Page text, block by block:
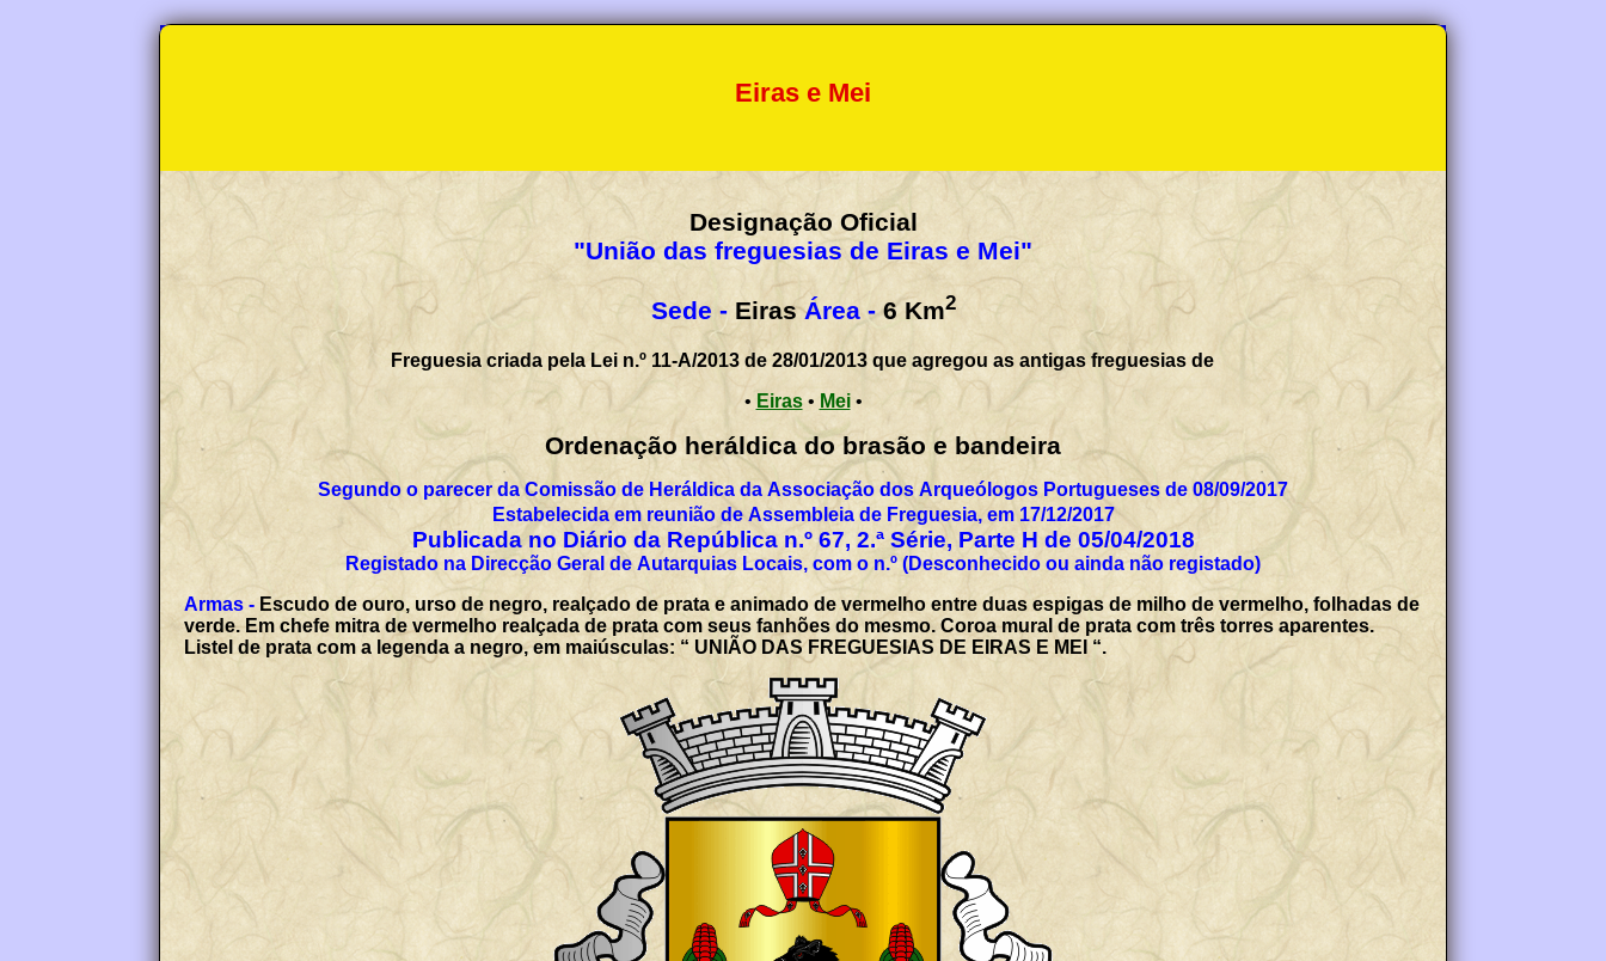
Eiras e Mei
Designação Oficial
"União das freguesias de Eiras e Mei"
Sede - EirasÁrea - 6 Km2
Freguesia criada pela Lei n.º 11-A/2013 de 28/01/2013 que agregou as antigas freguesias de
• Eiras• Mei•
Ordenação heráldica do brasão e bandeira
Segundo o parecer da Comissão de Heráldica da Associação dos Arqueólogos Portugueses de 08/09/2017
Estabelecida em reunião de Assembleia de Freguesia, em 17/12/2017
Publicada no Diário da República n.º 67, 2.ª Série, Parte H de 05/04/2018
Registado na Direcção Geral de Autarquias Locais, com o n.º (Desconhecido ou ainda não registado)
Armas - Escudo de ouro, urso de negro, realçado de prata e animado de vermelho entre duas espigas de milho de vermelho, folhadas de
verde. Em chefe mitra de vermelho realçada de prata com seus fanhões do mesmo. Coroa mural de prata com três torres aparentes.
Listel de prata com a legenda a negro, em maiúsculas: “ UNIÃO DAS FREGUESIAS DE EIRAS E MEI “.